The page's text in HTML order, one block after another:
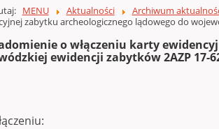
zawartości
MENU Aktualności Archiwum
zabytku archeologicznego lądowego do
o włączeniu karty
ewidencji zabytków 2AZP 17-